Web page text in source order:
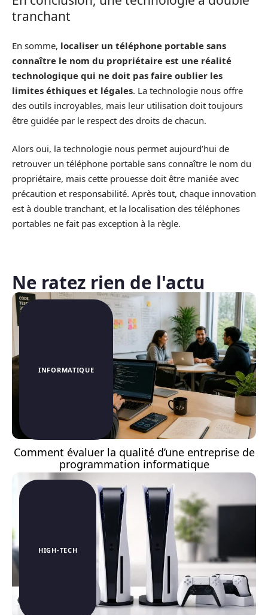
tranchant
En somme, localiser un téléphone portable sans
connaître le nom du propriétaire est une réalité
technologique qui ne doit pas faire oublier les
limites éthiques et légales. La technologie nous offre
des outils incroyables, mais leur utilisation doit toujours
être guidée par le respect des droits de chacun.
Alors oui, la technologie nous permet aujourd’hui de
retrouver un téléphone portable sans connaître le nom du
propriétaire, mais cette prouesse doit être maniée avec
précaution et responsabilité. Après tout, chaque innovation
est à double tranchant, et la localisation des téléphones
portables ne fait pas exception à la règle.
Ne ratez rien de l'actu
INFORMATIQUE
Comment évaluer la qualité d’une entreprise de
programmation informatique
HIGH-TECH